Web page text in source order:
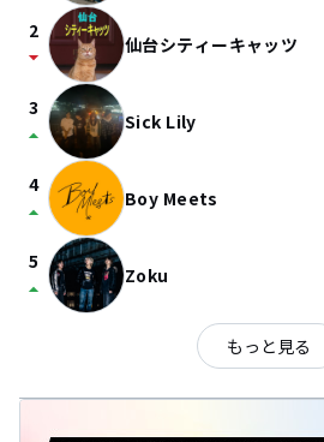
2
arrow_drop_down 仙台シティーキャッツ
3
arrow_drop_up Sick Lily
4
arrow_drop_up Boy Meets
5
arrow_drop_up Zoku
もっと見る